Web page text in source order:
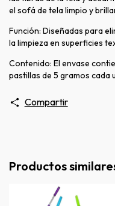
el sofá de tela limpio y
Función: Diseñadas para
la limpieza en superficies
Contenido: El envase
pastillas de 5 gramos cada
Compartir
Productos